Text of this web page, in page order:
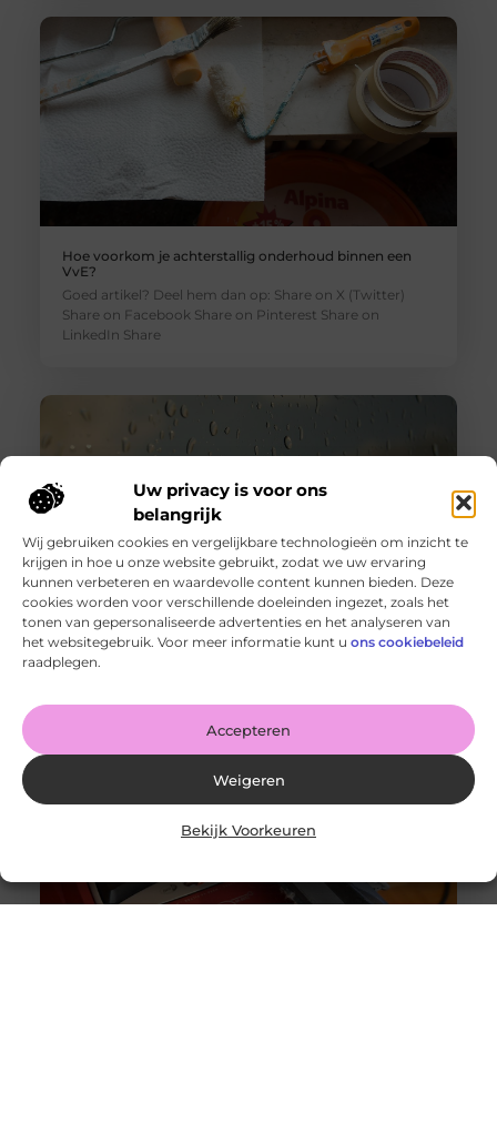
Uw privacy is voor ons
belangrijk
Wij gebruiken cookies en vergelijkbare technologieën om inzicht te
krijgen in hoe u onze website gebruikt, zodat we uw ervaring
kunnen verbeteren en waardevolle content kunnen bieden. Deze
cookies worden voor verschillende doeleinden ingezet, zoals het
tonen van gepersonaliseerde advertenties en het analyseren van
het websitegebruik. Voor meer informatie kunt u ons cookiebeleid
raadplegen.
Accepteren
Weigeren
Bekijk Voorkeuren
Hoe voorkom je achterstallig onderhoud binnen een
VvE?
Goed artikel? Deel hem dan op: Share on X (Twitter)
Share on Facebook Share on Pinterest Share on
LinkedIn Share
Wanneer schakel je een glaszetter in en wat kun je van
hem verwachten?
Goed artikel? Deel hem dan op: Share on X (Twitter)